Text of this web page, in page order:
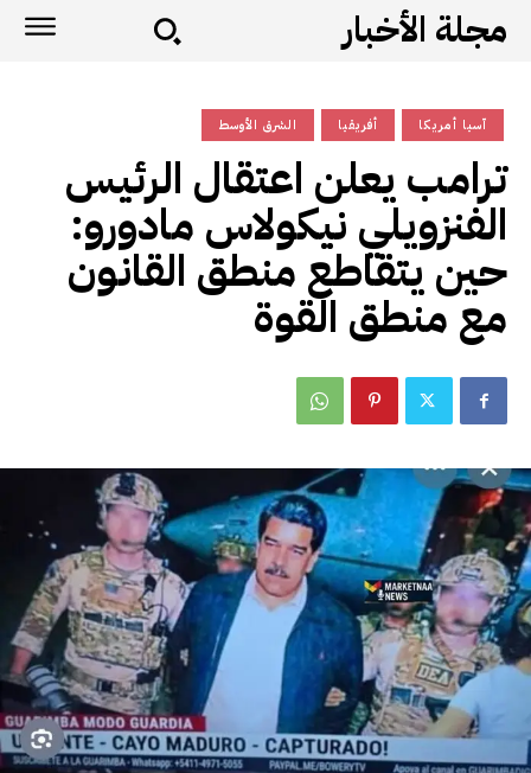
مجلة الأخبار
آسيا أمريكا أفريقيا الشرق الأوسط
ترامب يعلن اعتقال الرئيس
الفنزويلي نيكولاس مادورو:
حين يتقاطع منطق القانون
مع منطق القوة